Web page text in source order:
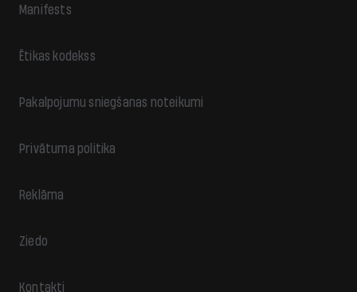
Manifests
Ētikas kodekss
Pakalpojumu sniegšanas noteikumi
Privātuma politika
Reklāma
Ziedo
Kontakti